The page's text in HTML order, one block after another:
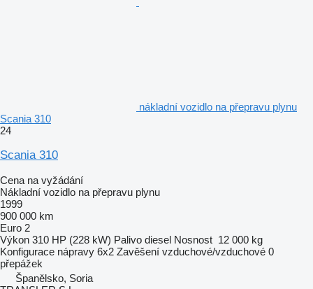
nákladní vozidlo na přepravu plynu
Scania 310
24
Scania 310
Cena na vyžádání
Nákladní vozidlo na přepravu plynu
1999
900 000 km
Euro 2
Výkon 310 HP (228 kW) Palivo diesel Nosnost 12 000 kg
Konfigurace nápravy 6x2 Zavěšení vzduchové/vzduchové 0
přepážek
Španělsko, Soria